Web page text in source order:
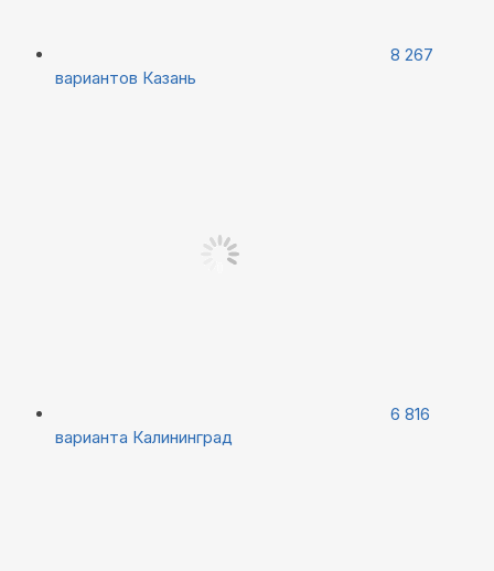
8 267
вариантов Казань
6 816
варианта Калининград